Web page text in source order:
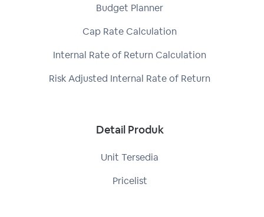
Budget Planner
Cap Rate Calculation
Internal Rate of Return Calculation
Risk Adjusted Internal Rate of Return
Detail Produk
Unit Tersedia
Pricelist